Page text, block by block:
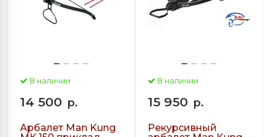
В наличии
14 500 р.
Арбалет Man Kung
В наличии
15 950 р.
Рекурсивный